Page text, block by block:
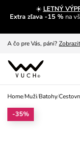
☀️ LETNÝ
Extra zľava -15 % na
A čo sa inde nedozvieš?
S čím chybu neurobíš?
Nech sa inšpirovať
Výmena a vrátenie zadarmo
Home/Muži/Batohy/
-35%